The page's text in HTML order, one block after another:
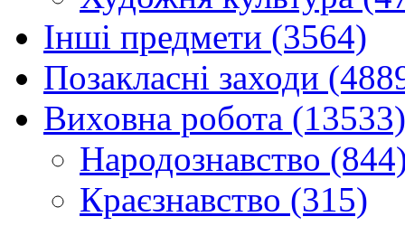
Інші предмети (3564)
Позакласні заходи
Виховна робота (13533)
Народознавство
Краєзнавство (315)